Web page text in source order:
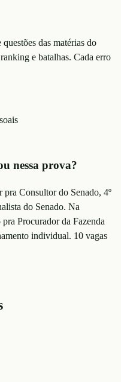
das matérias do
e batalhas. Cada erro
nessa prova?
Consultor do Senado, 4º
do Senado. Na
pra Procurador da Fazenda
individual. 10 vagas